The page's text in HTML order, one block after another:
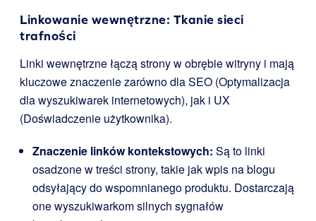
Linkowanie wewnętrzne: Tkanie sieci
trafności
Linki wewnętrzne łączą strony w obrębie witryny i mają
kluczowe znaczenie zarówno dla SEO (Optymalizacja
dla wyszukiwarek internetowych), jak i UX
(Doświadczenie użytkownika).
Znaczenie linków kontekstowych: Są to linki
osadzone w treści strony, takie jak wpis na blogu
odsyłający do wspomnianego produktu. Dostarczają
one wyszukiwarkom silnych sygnałów